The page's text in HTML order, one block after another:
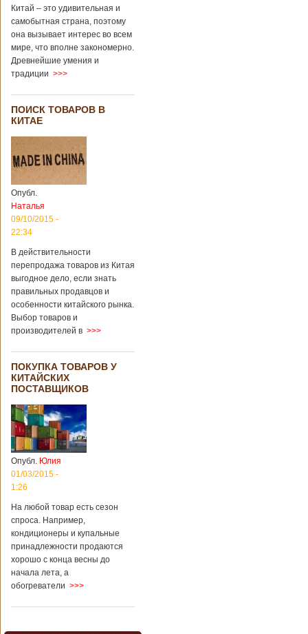
Китай – это удивительная и
самобытная страна, поэтому
она вызывает интерес во всем
мире, что вполне закономерно.
Древнейшие умения и
традиции >>>
ПОИСК ТОВАРОВ В
КИТАЕ
Опубл.
Наталья
09/10/2015 -
22:34
В действительности
перепродажа товаров из Китая
выгодное дело, если знать
правильных продавцов и
особенности китайского рынка.
Выбор товаров и
производителей в >>>
ПОКУПКА ТОВАРОВ У
КИТАЙСКИХ
ПОСТАВЩИКОВ
Опубл. Юлия
01/03/2015 -
1:26
На любой товар есть сезон
спроса. Например,
кондиционеры и купальные
принадлежности продаются
хорошо с конца весны до
начала лета, а
обогреватели >>>